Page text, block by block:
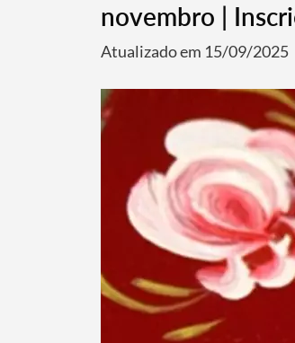
novembro |
Atualizado em 15/09/2025